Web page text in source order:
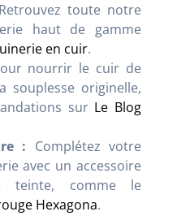
Retrouvez toute notre
haut de gamme
en cuir.
nourrir le cuir de
souplesse originelle,
sur Le Blog
: Complétez votre
avec un accessoire
teinte, comme le
Hexagona.